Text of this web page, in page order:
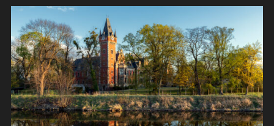
–
SIERPIEŃ
2020"